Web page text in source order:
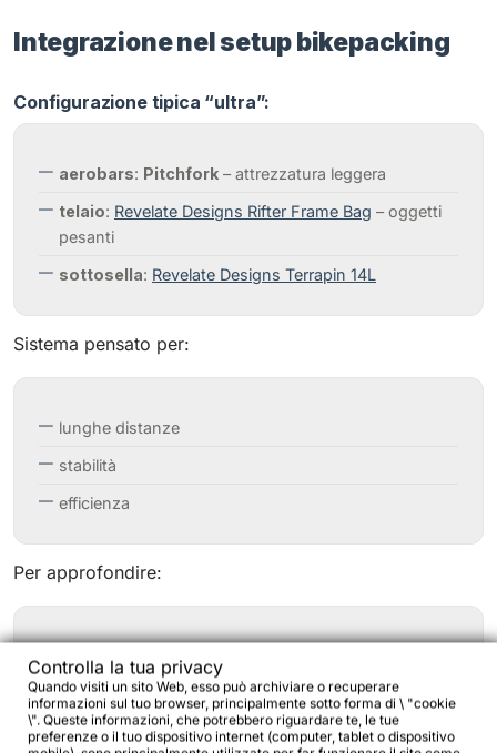
Integrazione nel setup bikepacking
Configurazione tipica “ultra”:
aerobars: Pitchfork – attrezzatura leggera
telaio: Revelate Designs Rifter Frame Bag – oggetti
pesanti
sottosella: Revelate Designs Terrapin 14L
Sistema pensato per:
lunghe distanze
stabilità
efficienza
Per approfondire:
distribuzione carico bici da viaggio
carico anteriore bici da viaggio
Controlla la tua privacy
Quando visiti un sito Web, esso può archiviare o recuperare
informazioni sul tuo browser, principalmente sotto forma di \ "cookie
\". Queste informazioni, che potrebbero riguardare te, le tue
preferenze o il tuo dispositivo internet (computer, tablet o dispositivo